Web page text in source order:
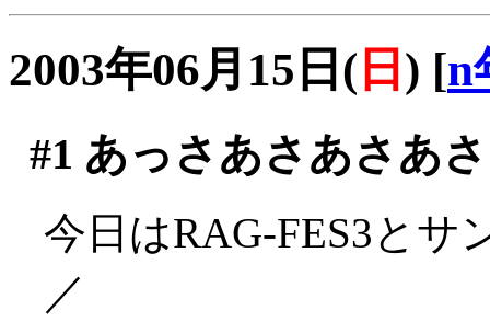
2003年06月15日( 日 ) [n
#1 あっさあさあさあ
今日はRAG-FES3と
／